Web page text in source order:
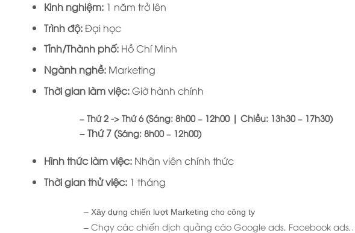
Kinh nghiệm:1 năm trở lên
Trình độ:Đại học
Tỉnh/Thành phố:Hồ Chí Minh
Ngành nghề:Marketing
Thời gian làm việc:Giờ hành chính
– Thứ 2 -> Thứ 6(Sáng: 8h00 – 12h00 | Chiều: 13h30 – 17h30)
–Thứ 7(Sáng: 8h00 – 12h00)
Hình thức làm việc:Nhân viên chính thức
Thời gian thử việc:1 tháng
– Xây dựng chiến lượt Marketing cho công ty
– Chạy các chiến dịch quảng cáo Google ads, Facebook ads,…